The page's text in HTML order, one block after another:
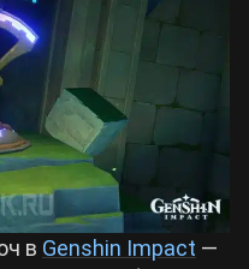
2
в Genshin Impact —